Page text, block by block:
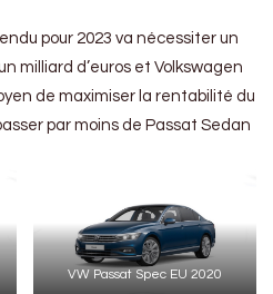
pour 2023 va nécessiter un
milliard d’euros et Volkswagen
de maximiser la rentabilité du
par moins de Passat Sedan
VW Passat Spec EU 2020